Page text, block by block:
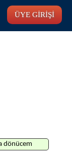
ÜYE GİRİŞİ
dönücem